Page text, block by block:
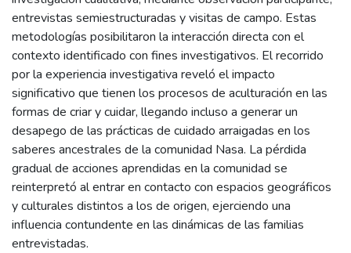
entrevistas semiestructuradas y visitas de campo. Estas
metodologías posibilitaron la interacción directa con el
contexto identificado con fines investigativos. El recorrido
por la experiencia investigativa reveló el impacto
significativo que tienen los procesos de aculturación en las
formas de criar y cuidar, llegando incluso a generar un
desapego de las prácticas de cuidado arraigadas en los
saberes ancestrales de la comunidad Nasa. La pérdida
gradual de acciones aprendidas en la comunidad se
reinterpretó al entrar en contacto con espacios geográficos
y culturales distintos a los de origen, ejerciendo una
influencia contundente en las dinámicas de las familias
entrevistadas.